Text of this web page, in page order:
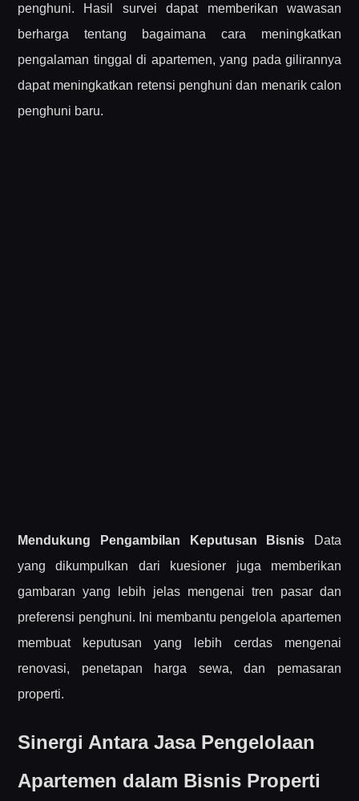
penghuni. Hasil survei dapat memberikan wawasan
berharga tentang bagaimana cara meningkatkan
pengalaman tinggal di apartemen, yang pada gilirannya
dapat meningkatkan retensi penghuni dan menarik calon
penghuni baru.
Mendukung Pengambilan Keputusan Bisnis Data
yang dikumpulkan dari kuesioner juga memberikan
gambaran yang lebih jelas mengenai tren pasar dan
preferensi penghuni. Ini membantu pengelola apartemen
membuat keputusan yang lebih cerdas mengenai
renovasi, penetapan harga sewa, dan pemasaran
properti.
Sinergi Antara Jasa Pengelolaan
Apartemen dalam Bisnis Properti